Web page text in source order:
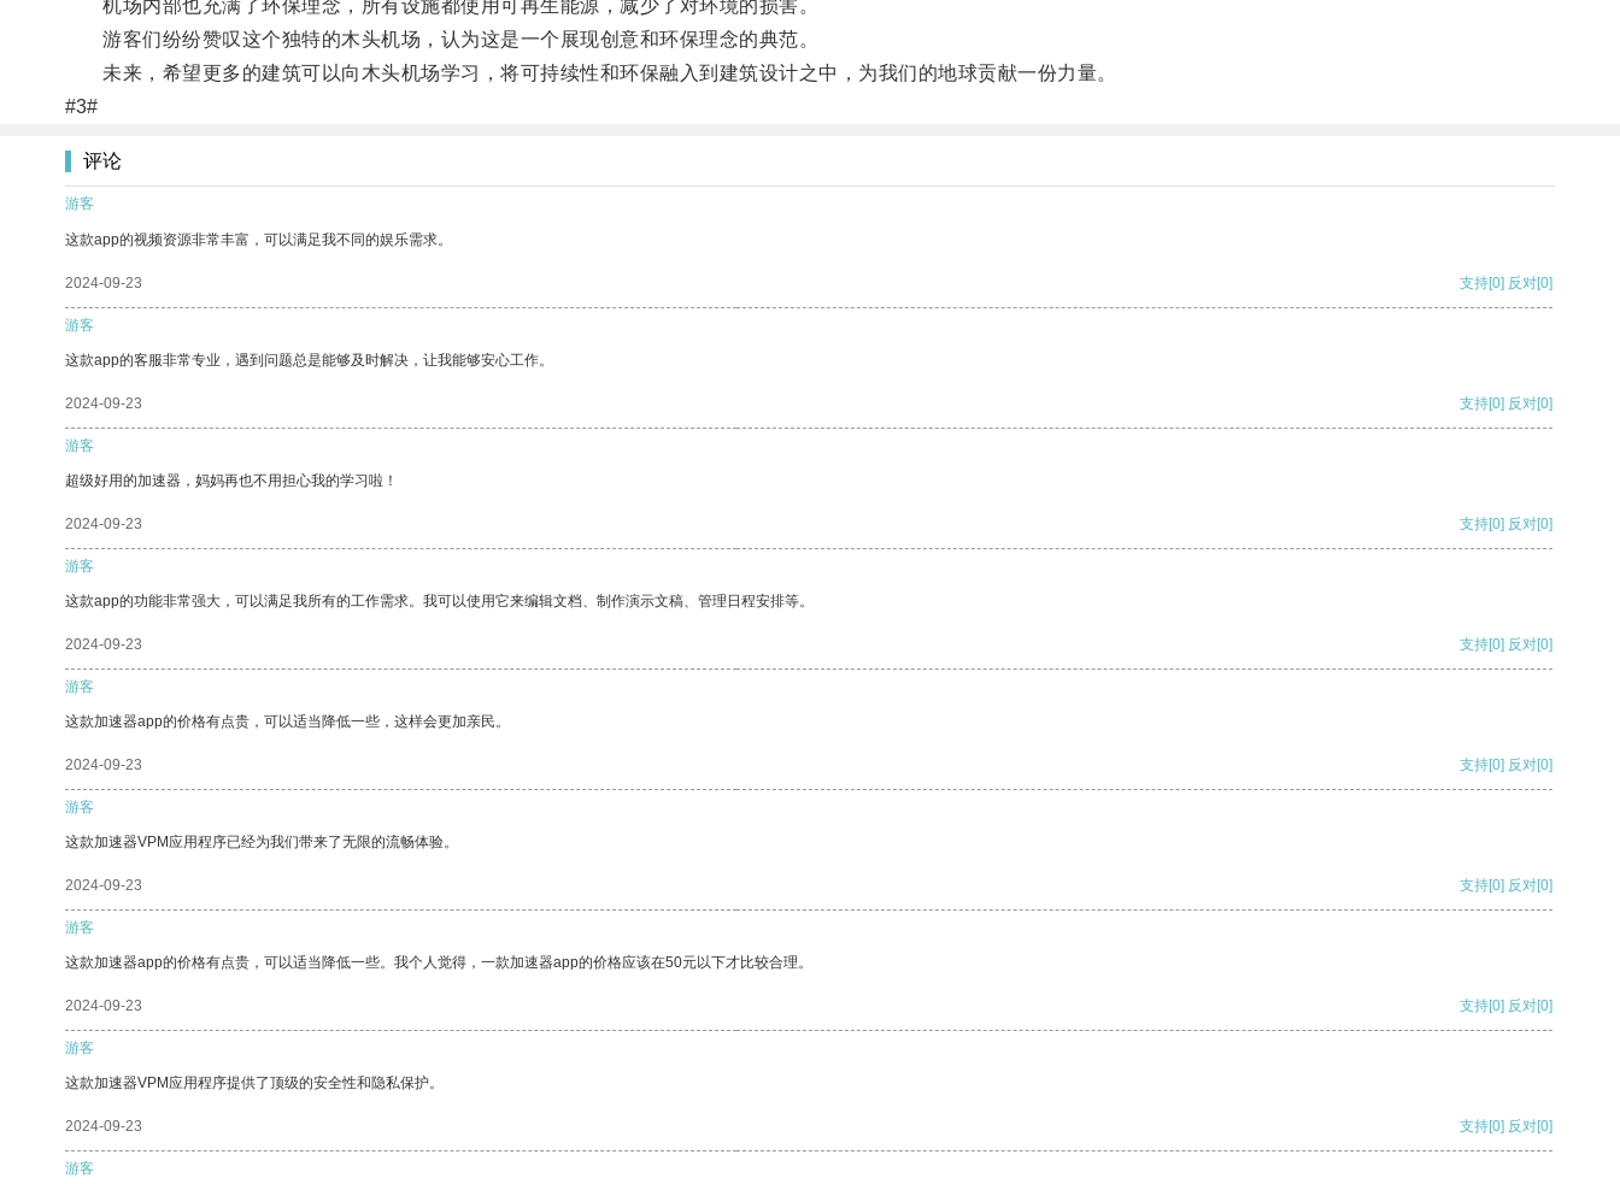
机场内部也充满了环保理念，所有设施都使用可再生能源，减少了对环境的损害。
游客们纷纷赞叹这个独特的木头机场，认为这是一个展现创意和环保理念的典范。
未来，希望更多的建筑可以向木头机场学习，将可持续性和环保融入到建筑设计之中，为我们的地球贡献一份力量。
#3#
评论
游客
这款app的视频资源非常丰富，可以满足我不同的娱乐需求。
2024-09-23 支持[0] 反对[0]
游客
这款app的客服非常专业，遇到问题总是能够及时解决，让我能够安心工作。
2024-09-23 支持[0] 反对[0]
游客
超级好用的加速器，妈妈再也不用担心我的学习啦！
2024-09-23 支持[0] 反对[0]
游客
这款app的功能非常强大，可以满足我所有的工作需求。我可以使用它来编辑文档、制作演示文稿、管理日程安排等。
2024-09-23 支持[0] 反对[0]
游客
这款加速器app的价格有点贵，可以适当降低一些，这样会更加亲民。
2024-09-23 支持[0] 反对[0]
游客
这款加速器VPM应用程序已经为我们带来了无限的流畅体验。
2024-09-23 支持[0] 反对[0]
游客
这款加速器app的价格有点贵，可以适当降低一些。我个人觉得，一款加速器app的价格应该在50元以下才比较合理。
2024-09-23 支持[0] 反对[0]
游客
这款加速器VPM应用程序提供了顶级的安全性和隐私保护。
2024-09-23 支持[0] 反对[0]
游客